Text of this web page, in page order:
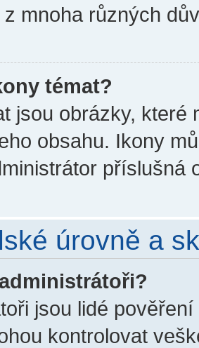
mnoha různých
témat?
jsou obrázky,
obsahu. Ikony
příslušná
úrovně a
jsou lidé
kontrolovat